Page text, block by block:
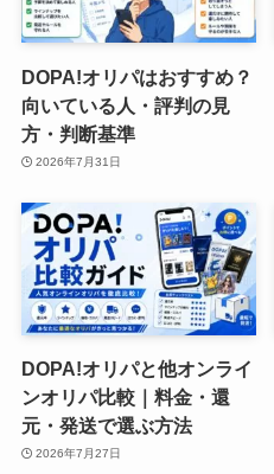
DOPA!オリパはおすすめ？
向いている人・評判の見
方・判断基準
2026年7月31日
DOPA!オリパと他オンライ
ンオリパ比較｜料金・還
元・発送で選ぶ方法
2026年7月27日